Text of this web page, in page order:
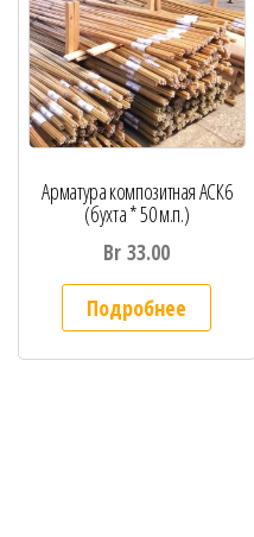
Арматура композитная АСК6
(бухта * 50 м.п.)
Br 33.00
Подробнее